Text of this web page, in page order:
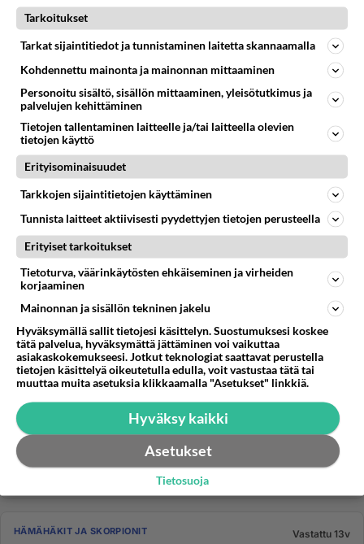
vilistävän todella pienen valkoisen madon/toukan.
Liikkui tosi nop...
20.11.2012 16:10 2 94
SIRKAT JA HYÖNTEISET Vastattu 13v
Mehiläisten outo joukkokuolema
Tämä asia on mietityttänyt minua jo pidemmän aikaa,
ja nyt ajattelin etsiä neuvoa viisaimmilta. Eräällä
HÄMÄHÄKIT JA SKORPIONIT Vastattu 13v
Tarkoitukset
Tarkat sijaintitiedot ja tunnistaminen laitetta skannaamalla
Kohdennettu mainonta ja mainonnan mittaaminen
Personoitu sisältö, sisällön mittaaminen, yleisötutkimus ja
palvelujen kehittäminen
Tietojen tallentaminen laitteelle ja/tai laitteella olevien
tietojen käyttö
Erityisominaisuudet
Tarkkojen sijaintitietojen käyttäminen
Tunnista laitteet aktiivisesti pyydettyjen tietojen perusteella
Erityiset tarkoitukset
Tietoturva, väärinkäytösten ehkäiseminen ja virheiden
korjaaminen
Mainonnan ja sisällön tekninen jakelu
Hyväksymällä sallit tietojesi käsittelyn. Suostumuksesi koskee
tätä palvelua, hyväksymättä jättäminen voi vaikuttaa
asiakaskokemukseesi. Jotkut teknologiat saattavat perustella
tietojen käsittelyä oikeutetulla edulla, voit vastustaa tätä tai
muuttaa muita asetuksia klikkaamalla "Asetukset" linkkiä.
Hyväksy kaikki
Asetukset
Tietosuoja